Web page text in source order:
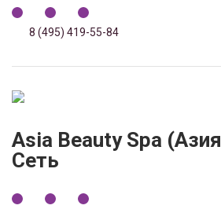
8 (495) 419-55-84
Asia Beauty Spa
Сеть